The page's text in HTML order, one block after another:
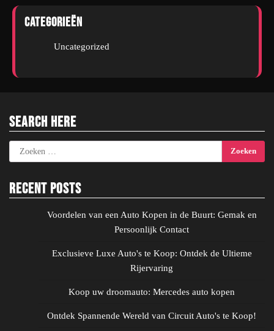
Categorieën
Uncategorized
Search Here
Zoeken
naar:
Recent Posts
Voordelen van een Auto Kopen in de Buurt: Gemak en
Persoonlijk Contact
Exclusieve Luxe Auto's te Koop: Ontdek de Ultieme
Rijervaring
Koop uw droomauto: Mercedes auto kopen
Ontdek Spannende Wereld van Circuit Auto's te Koop!